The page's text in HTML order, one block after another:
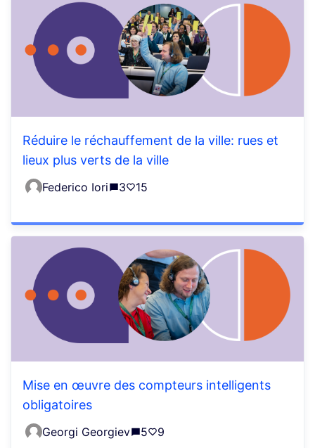
Réduire le réchauffement de la ville: rues et
lieux plus verts de la ville
Federico Iori 3 15
Mise en œuvre des compteurs intelligents
obligatoires
Georgi Georgiev 5 9